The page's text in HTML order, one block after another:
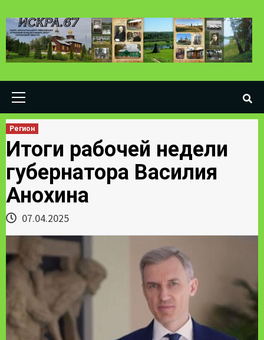
to
content
Регион
Итоги рабочей недели
губернатора Василия
Анохина
07.04.2025